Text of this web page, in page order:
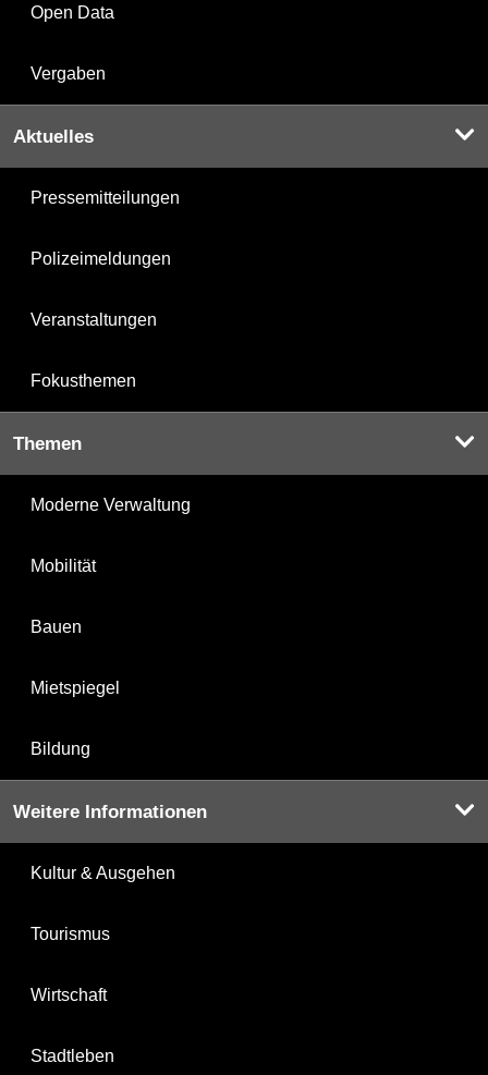
Open Data
Vergaben
Aktuelles
Pressemitteilungen
Polizeimeldungen
Veranstaltungen
Fokusthemen
Themen
Moderne Verwaltung
Mobilität
Bauen
Mietspiegel
Bildung
Weitere Informationen
Kultur & Ausgehen
Tourismus
Wirtschaft
Stadtleben